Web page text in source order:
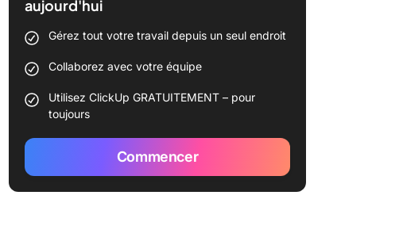
aujourd'hui
Gérez tout votre travail depuis un seul endroit
Collaborez avec votre équipe
Utilisez ClickUp GRATUITEMENT – pour
toujours
Commencer